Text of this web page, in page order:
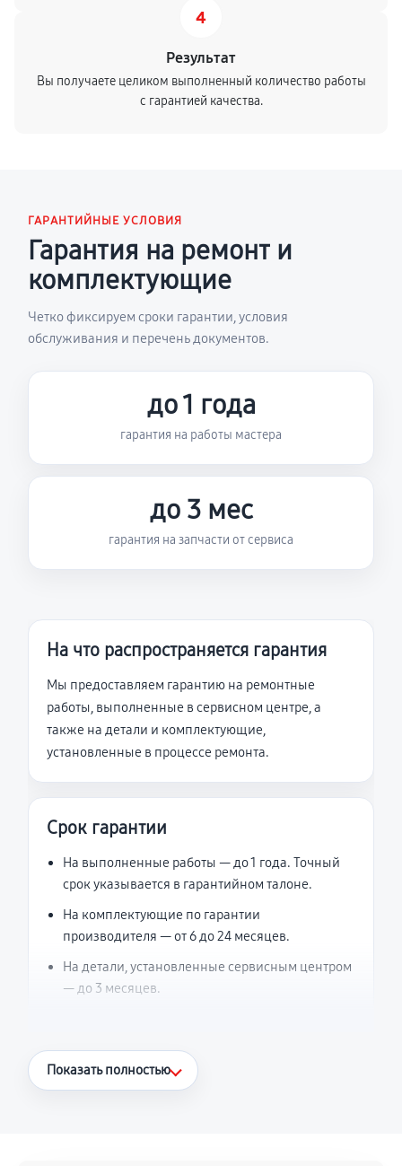
4
Результат
Вы получаете целиком выполненный количество работы
с гарантией качества.
ГАРАНТИЙНЫЕ УСЛОВИЯ
Гарантия на ремонт и
комплектующие
Четко фиксируем сроки гарантии, условия
обслуживания и перечень документов.
до 1 года
гарантия на работы мастера
до 3 мес
гарантия на запчасти от сервиса
На что распространяется гарантия
Мы предоставляем гарантию на ремонтные
работы, выполненные в сервисном центре, а
также на детали и комплектующие,
установленные в процессе ремонта.
Срок гарантии
На выполненные работы — до 1 года. Точный
срок указывается в гарантийном талоне.
На комплектующие по гарантии
производителя — от 6 до 24 месяцев.
На детали, установленные сервисным центром
— до 3 месяцев.
Что считается гарантийным случаем
Показать полностью